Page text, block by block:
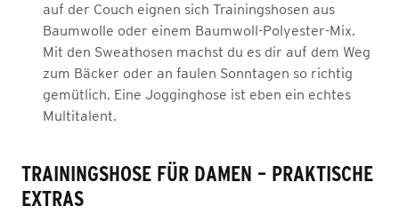
auf der Couch eignen sich Trainingshosen aus
Baumwolle oder einem Baumwoll-Polyester-Mix.
Mit den Sweathosen machst du es dir auf dem Weg
zum Bäcker oder an faulen Sonntagen so richtig
gemütlich. Eine Jogginghose ist eben ein echtes
Multitalent.
TRAININGSHOSE FÜR DAMEN – PRAKTISCHE
EXTRAS